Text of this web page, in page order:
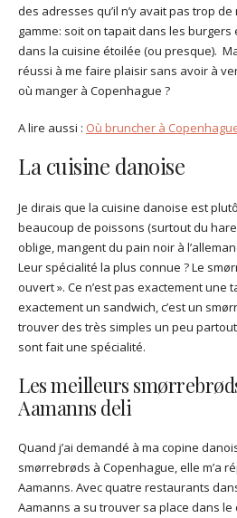
des adresses qu’il n’y avait pas trop
gamme: soit on tapait dans les burgers
dans la cuisine étoilée (ou presque).
réussi à me faire plaisir sans avoir à
où manger à Copenhague ?
A lire aussi : Où bruncher à
La cuisine danoise
Je dirais que la cuisine danoise est
beaucoup de poissons (surtout du
oblige, mangent du pain noir à
Leur spécialité la plus connue ? Le
ouvert ». Ce n’est pas exactement une
exactement un sandwich, c’est un
trouver des très simples un peu
sont fait une spécialité.
Les meilleurs
Aamanns deli
Quand j’ai demandé à ma copine
smørrebrøds à Copenhague, elle m’a
Aamanns. Avec quatre restaurants
Aamanns a su trouver sa place dans le